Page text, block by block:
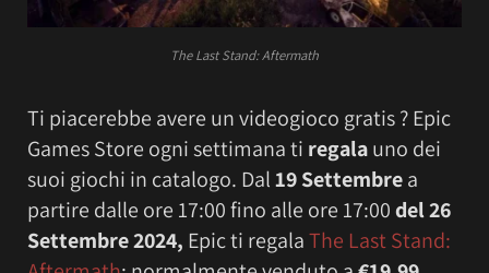
The Last Stand: Aftermath
Ti piacerebbe avere un videogioco gratis ? Epic
Games Store ogni settimana ti regalauno dei
suoi giochi in catalogo. Dal19 Settembrea
partire dalle ore 17:00 fino alle ore 17:00del 26
Settembre 2024, Epic ti regalaThe Last Stand: